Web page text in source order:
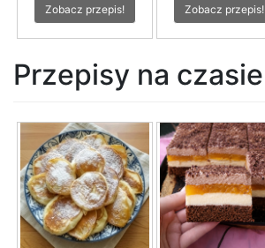
Zobacz przepis! Zobacz przepis!
Przepisy na czasie